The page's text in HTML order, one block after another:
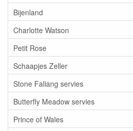
Bijenland
Charlotte Watson
Petit Rose
Schaapjes Zeller
Stone Faliang servies
Butterfly Meadow servies
Prince of Wales